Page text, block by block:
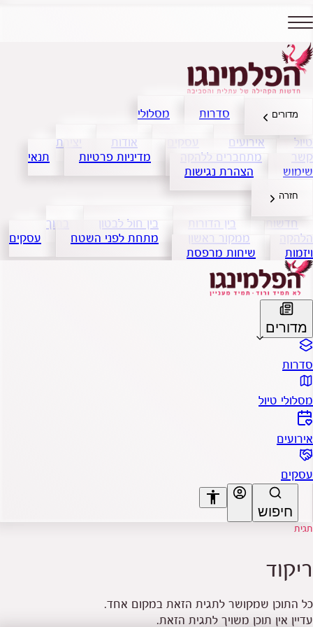
מדורים סדרות
מסלולי
טיול
אירועים עסקים אודות
יצירת
קשר
מתחברים ללהקה מדיניות פרטיות
תנאי
שימוש
הצהרת נגישות
חזרה
חדשות בין הדורות בין חול לבטון
בתוך
הלהקה
ממקור ראשון מתחת לפני השטח
עסקים
ויזמות
שיחות מרפסת
מדורים
סדרות
מסלולי טיול
אירועים
עסקים
חיפוש
accessibility
תגית
ריקוד
כל התוכן שמקושר לתגית הזאת במקום אחד.
עדיין אין תוכן משויך לתגית הזאת.